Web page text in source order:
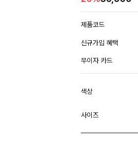
제품코드
신규가입 혜택
무이자 카드
색상
사이즈